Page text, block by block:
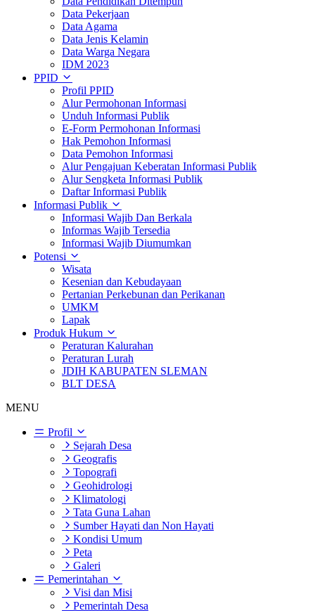
Data Pekerjaan
Data Agama
Data Jenis Kelamin
Data Warga Negara
IDM 2023
PPID
Profil PPID
Alur Permohonan Informasi
Unduh Informasi Publik
E-Form Permohonan Informasi
Hak Pemohon Informasi
Data Pemohon Informasi
Alur Pengajuan Keberatan Informasi Publik
Alur Sengketa Informasi Publik
Daftar Informasi Publik
Informasi Publik
Informasi Wajib Dan Berkala
Informas Wajib Tersedia
Informasi Wajib Diumumkan
Potensi
Wisata
Kesenian dan Kebudayaan
Pertanian Perkebunan dan Perikanan
UMKM
Lapak
Produk Hukum
Peraturan Kalurahan
Peraturan Lurah
JDIH KABUPATEN SLEMAN
BLT DESA
MENU
Profil
Sejarah Desa
Geografis
Topografi
Geohidrologi
Klimatologi
Tata Guna Lahan
Sumber Hayati dan Non Hayati
Kondisi Umum
Peta
Galeri
Pemerintahan
Visi dan Misi
Pemerintah Desa